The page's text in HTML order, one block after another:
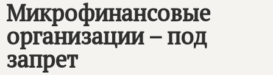
Микрофинансовые
организации – под
запрет